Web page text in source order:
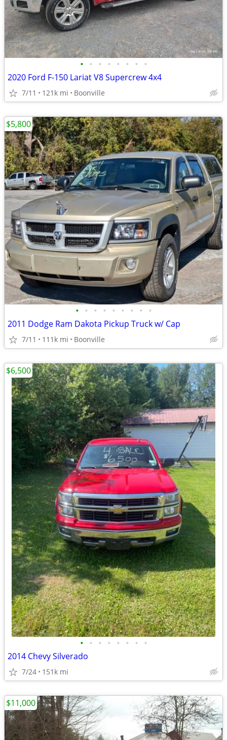
• • • • • • • •
2020 Ford F-150 Lariat V8 Supercrew 4x4
7/11 121k mi Boonville
• • • • • • • • •
2011 Dodge Ram Dakota Pickup Truck w/ Cap
7/11 111k mi Boonville
$5,800
• • • • • • • •
2014 Chevy Silverado
7/24 151k mi
$6,500
$11,000